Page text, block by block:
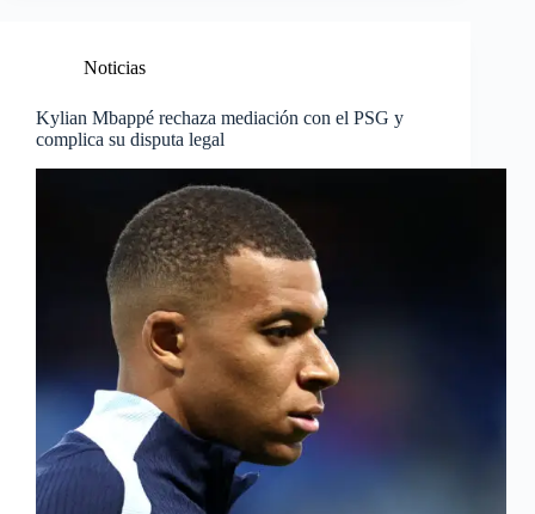
Noticias
Kylian Mbappé rechaza mediación con el PSG y
complica su disputa legal